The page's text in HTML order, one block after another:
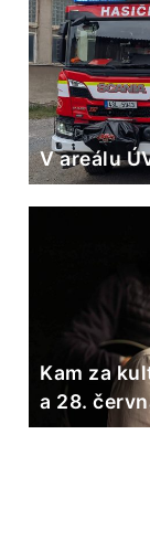
V areálu
Kam za
a 28.